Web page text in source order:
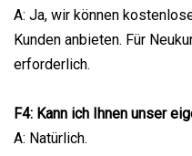
A: Ja, wir können
Kunden anbieten. Für
erforderlich.
F4: Kann ich Ihnen unser
A: Natürlich.